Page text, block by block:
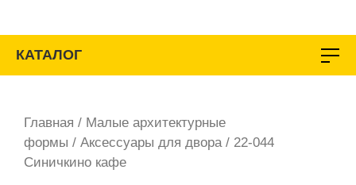
содержимому
КАТАЛОГ
Главная / Малые архитектурные
формы / Аксессуары для двора/ 22-044
Синичкино кафе